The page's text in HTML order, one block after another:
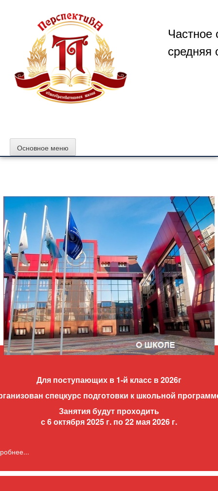
содержимому
Частное
средняя
Основное меню
Для поступающих в 1-й класс в 2026г
спецкурс подготовки к школьной
Занятия будут проходить
с 6 октября 2025 г. по 22 мая 2026 г.